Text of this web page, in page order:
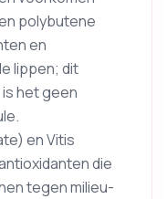
polybutene
en
lippen; dit
het geen
en Vitis
die
tegen milieu-